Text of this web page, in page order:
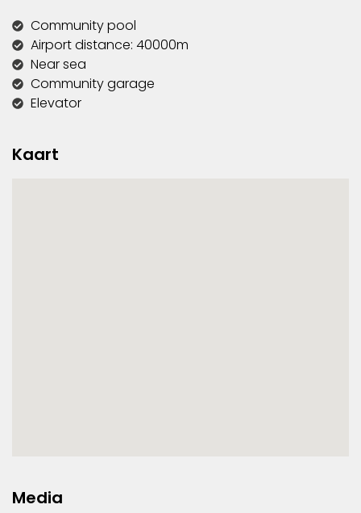
Community pool
Airport distance: 40000m
Near sea
Community garage
Elevator
Kaart
Media